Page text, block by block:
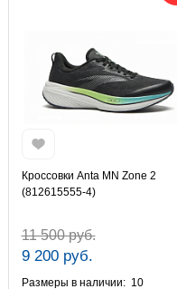
Кроссовки Anta MN Zone 2
(812615555-4)
11 500 руб.
9 200 руб.
Размеры в наличии: 10